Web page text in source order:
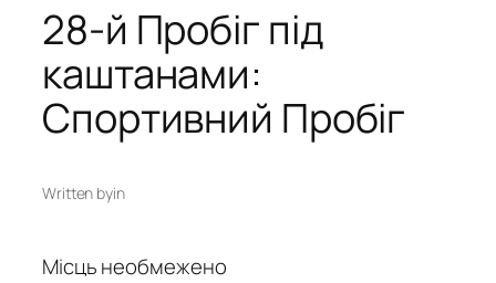
28-й Пробіг під
каштанами:
Спортивний Пробіг
Written byin
Місць необмежено